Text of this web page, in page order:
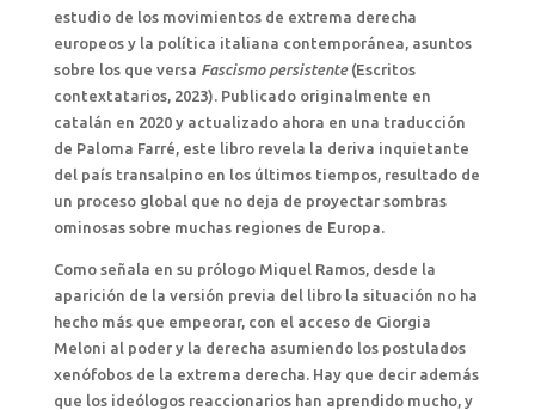
estudio de los movimientos de extrema derecha
europeos y la política italiana contemporánea, asuntos
sobre los que versa Fascismo persistente(Escritos
contextatarios, 2023). Publicado originalmente en
catalán en 2020 y actualizado ahora en una traducción
de Paloma Farré, este libro revela la deriva inquietante
del país transalpino en los últimos tiempos, resultado de
un proceso global que no deja de proyectar sombras
ominosas sobre muchas regiones de Europa.
Como señala en su prólogo Miquel Ramos, desde la
aparición de la versión previa del libro la situación no ha
hecho más que empeorar, con el acceso de Giorgia
Meloni al poder y la derecha asumiendo los postulados
xenófobos de la extrema derecha. Hay que decir además
que los ideólogos reaccionarios han aprendido mucho, y